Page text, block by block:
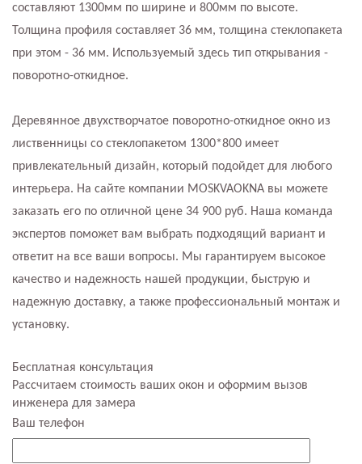
составляют 1300мм по ширине и 800мм по высоте.
Толщина профиля составляет 36 мм, толщина стеклопакета
при этом - 36 мм. Используемый здесь тип открывания -
поворотно-откидное.
Деревянное двухстворчатое поворотно-откидное окно из
лиственницы со стеклопакетом 1300*800 имеет
привлекательный дизайн, который подойдет для любого
интерьера. На сайте компании MOSKVAOKNA вы можете
заказать его по отличной цене 34 900 руб. Наша команда
экспертов поможет вам выбрать подходящий вариант и
ответит на все ваши вопросы. Мы гарантируем высокое
качество и надежность нашей продукции, быструю и
надежную доставку, а также профессиональный монтаж и
установку.
Бесплатная консультация
Рассчитаем стоимость ваших окон и оформим вызов
инженера для замера
Ваш телефон